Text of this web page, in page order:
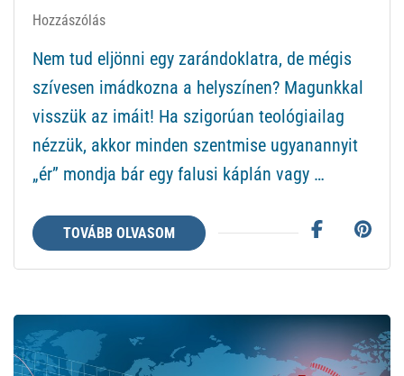
Hozzászólásekkor:
Magunkkal
visszük
az
imáikat
Nem tud eljönni egy zarándoklatra, de mégis
szívesen imádkozna a helyszínen? Magunkkal
visszük az imáit! Ha szigorúan teológiailag
nézzük, akkor minden szentmise ugyanannyit
„ér” mondja bár egy falusi káplán vagy …
TOVÁBB OLVASOM